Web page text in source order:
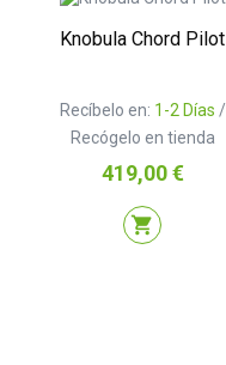
Knobula Chord Pilot
Recíbelo en: 1-2 Días /
Recógelo en tienda
Precio
419,00 €
shopping_cart